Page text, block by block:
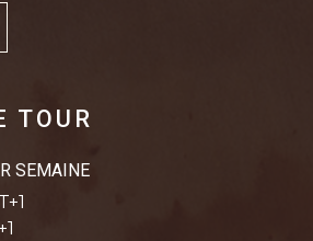
TOUR
SEMAINE